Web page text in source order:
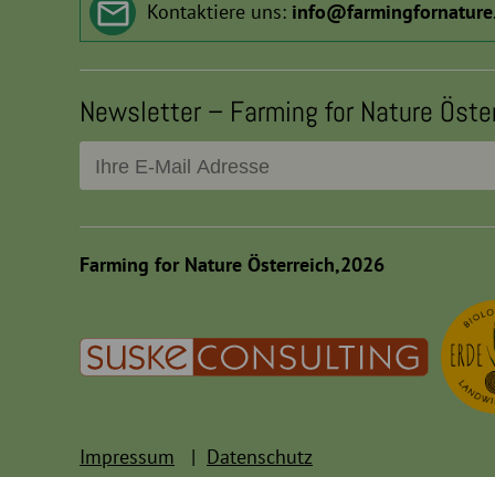
Kontaktiere uns: info@
Newsletter – Farming for Nature
Farming for Nature Österreich,2026
Impressum Datenschutz